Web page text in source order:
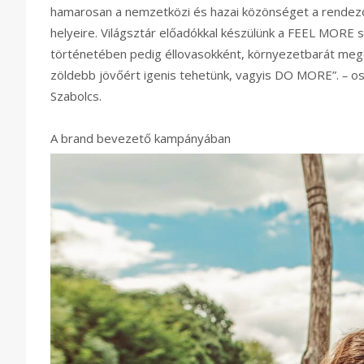
hamarosan a nemzetközi és hazai közönséget a
helyeire. Világsztár előadókkal készülünk a FEEL
történetében pedig éllovasokként, környezetbarát
zöldebb jövőért igenis tehetünk, vagyis DO MORE”. –
Szabolcs.
A brand bevezető kampányában